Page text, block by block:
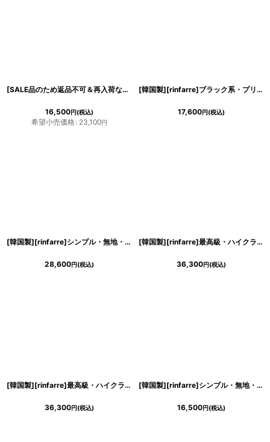
[SALE品のため返品不可＆再入荷なしの現品限り][韓国製][rinfarre]アイボリー・ベージュ・ホルターネック・オフショルダー・リボン付き・シンプル・大人・マキシワンピース・ロングドレス[山崎みどり着用]myju
16,500円(税込)
希望小売価格: 23,100円
[韓国製][rinfarre]ブラック系・プリント・格子柄・カシュクール・七分袖 ・マキシ・ロングドレス・ラップワンピース[れお着用][送料無料]
17,600円(税込)
[韓国製][rinfarre]シンプル・無地・ビジュー・切り込み・大人・七分袖・Aライン・フレア・ロングドレス[山崎みどり着用]《送料＆代引き手数料無料》myall
28,600円(税込)
[韓国製][rinfarre]最高級・ハイクラス・ベルベット・ベロア・ベルベット・胸元ドレープ・シンプル・大人・ノースリーブ・マーメイド・ロングドレス[山崎みどり着用]《送料＆代引き手数料無料》
36,300円(税込)
[韓国製][rinfarre]最高級・ハイクラス・ベルベット・ベロア・シンプル・キャミソール・大人・ノースリーブ・マーメイド・ロングドレス[山崎みどり・MIRIN着用]《送料＆代引き手数料無料》mybknv
36,300円(税込)
[韓国製][rinfarre]シンプル・無地・Aライン・カシュクール・五分袖・マキシ・ロングドレス・ラップワンピース[MIRIN着用][送料無料]
16,500円(税込)